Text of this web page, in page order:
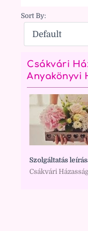
Sort By:
Csákvári
Anyakönyvi
Szolgáltatás
Csákvári